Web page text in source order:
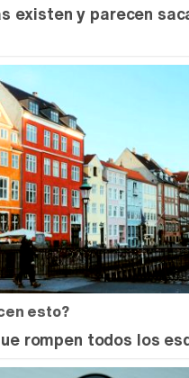
existen y parecen
esto?
rompen todos los